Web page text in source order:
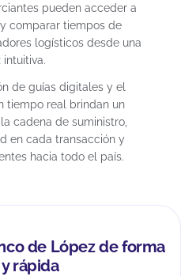
pueden acceder a
comparar tiempos de
logísticos desde una
intuitiva.
de guías digitales y el
tiempo real brindan un
cadena de suministro,
en cada transacción y
hacia todo el país.
de López de forma
rápida